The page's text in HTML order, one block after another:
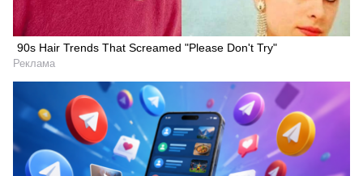
90s Hair Trends That Screamed "Please Don't Try"
Реклама